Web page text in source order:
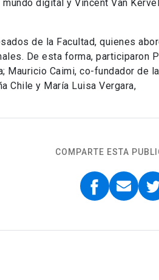
digital y Vincent Van
de la Facultad, quienes
De esta forma, participaron
Mauricio Caimi, co-fundador de la
Chile y María Luisa Vergara,
COMPARTE ESTA